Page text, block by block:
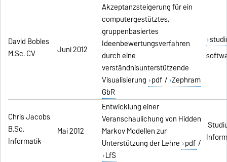
David Bobles
M.Sc. CV
Juni 2012
Akzeptanzsteigerung für ein
computergestütztes,
gruppenbasiertes
Ideenbewertungsverfahren
durch eine
verständnisunterstützende
Visualisierung pdf / Zephram
GbR
Chris Jacobs
B.Sc.
Informatik
Mai 2012
Entwicklung einer
Veranschaulichung von Hidden
Markov Modellen zur
Unterstützung der Lehre pdf /
LfS